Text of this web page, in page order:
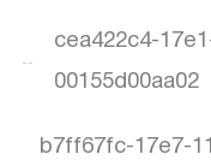
cea422c4-
00155d00aa02
b7ff67fc-17e7-